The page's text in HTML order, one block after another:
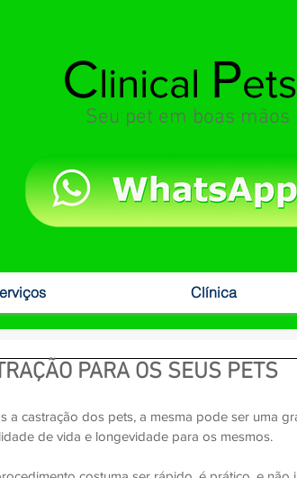
Clinical Pets
Seu pet em boas mãos
Clínica
PARA OS SEUS PETS
de vida e longevidade para os mesmos.